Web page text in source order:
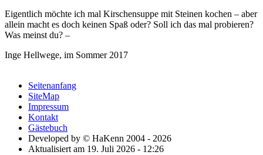
Eigentlich möchte ich mal Kirschensuppe mit Steinen kochen – aber
allein macht es doch keinen Spaß oder? Soll ich das mal probieren?
Was meinst du? –
Inge Hellwege, im Sommer 2017
Seitenanfang
SiteMap
Impressum
Kontakt
Gästebuch
Developed by © HaKenn 2004 - 2026
Aktualisiert am 19. Juli 2026 - 12:26